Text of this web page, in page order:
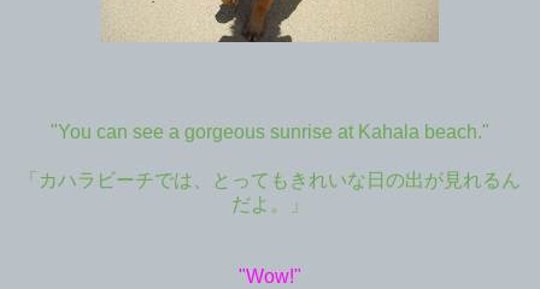
"You can see a gorgeous sunrise at Kahala beach."
「カハラビーチでは、とってもきれいな日の出が見れるん
だよ。」
"Wow!"